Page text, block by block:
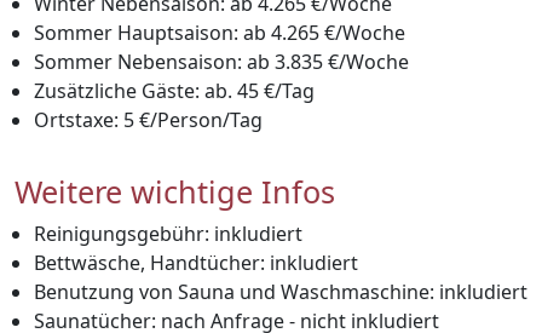
Sommer Hauptsaison: ab 4.265 €/Woche
Sommer Nebensaison: ab 3.835 €/Woche
Zusätzliche Gäste: ab. 45 €/Tag
Ortstaxe: 5 €/Person/Tag
Weitere wichtige Infos
Reinigungsgebühr: inkludiert
Bettwäsche, Handtücher: inkludiert
Benutzung von Sauna und Waschmaschine: inkludiert
Saunatücher: nach Anfrage - nicht inkludiert